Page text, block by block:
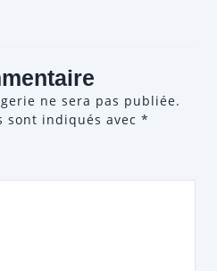
ne sera pas publiée.
sont indiqués avec *